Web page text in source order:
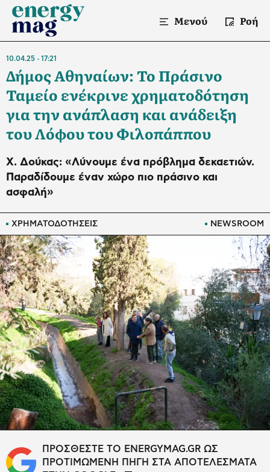
Μενού Ροή
ΧΡΗΜΑΤΟΔΟΤΗΣΕΙΣ NEWSROOM
10.04.25 17:21
Δήμος Αθηναίων: Το Πράσινο
Ταμείο ενέκρινε χρηματοδότηση
για την ανάπλαση και ανάδειξη
του Λόφου του Φιλοπάππου
Χ. Δούκας: «Λύνουμε ένα πρόβλημα δεκαετιών.
Παραδίδουμε έναν χώρο πιο πράσινο και
ασφαλή»
ΠΡΟΣΘΕΣΤΕ ΤΟ ENERGYMAG.GR ΩΣ
ΠΡΟΤΙΜΩΜΕΝΗ ΠΗΓΗ ΣΤΑ ΑΠΟΤΕΛΕΣΜΑΤΑ